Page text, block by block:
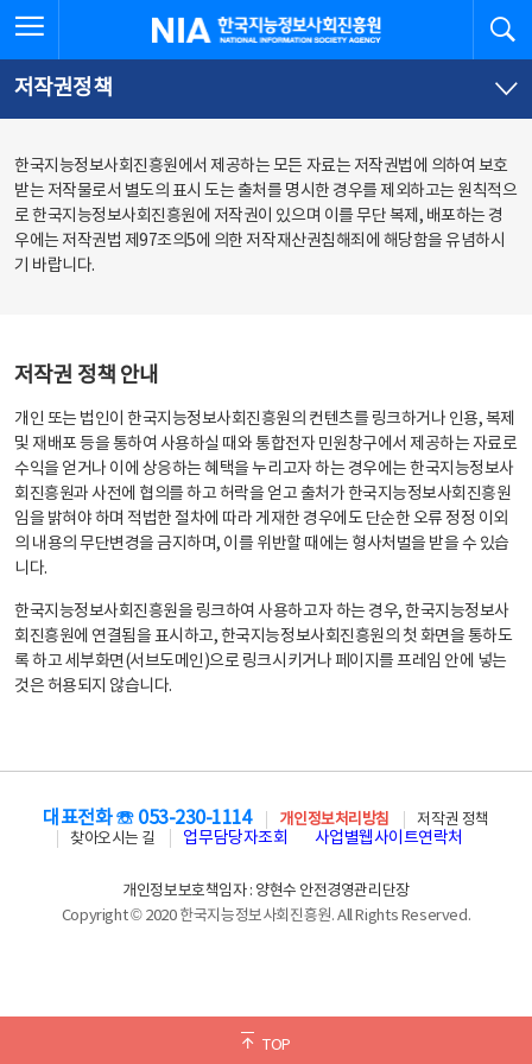
문
로
가
체
뉴
바
가
한국지능정보사회진흥원
저작권정책
한국지능정보사회진흥원에서 제공하는 모든 자료는 저작권법에 의하여 보호
받는 저작물로서 별도의 표시 도는 출처를 명시한 경우를 제외하고는 원칙적으
로 한국지능정보사회진흥원에 저작권이 있으며 이를 무단 복제, 배포하는 경
우에는 저작권법 제97조의5에 의한 저작재산권침해죄에 해당함을 유념하시
기 바랍니다.
저작권 정책 안내
개인 또는 법인이 한국지능정보사회진흥원의 컨텐츠를 링크하거나 인용, 복제
및 재배포 등을 통하여 사용하실 때와 통합전자 민원창구에서 제공하는 자료로
수익을 얻거나 이에 상응하는 혜택을 누리고자 하는 경우에는 한국지능정보사
회진흥원과 사전에 협의를 하고 허락을 얻고 출처가 한국지능정보사회진흥원
임을 밝혀야 하며 적법한 절차에 따라 게재한 경우에도 단순한 오류 정정 이외
의 내용의 무단변경을 금지하며, 이를 위반할 때에는 형사처벌을 받을 수 있습
니다.
한국지능정보사회진흥원을 링크하여 사용하고자 하는 경우, 한국지능정보사
회진흥원에 연결됨을 표시하고, 한국지능정보사회진흥원의 첫 화면을 통하도
록 하고 세부화면(서브도메인)으로 링크시키거나 페이지를 프레임 안에 넣는
것은 허용되지 않습니다.
TOP
대표전화 ☏ 053-230-1114 개인정보처리방침
저작권 정책
찾아오시는 길
업무담당자조회 사업별웹사이트연락처
개인정보보호책임자 : 양현수 안전경영관리단장
Copyright © 2020 한국지능정보사회진흥원. All Rights Reserved.